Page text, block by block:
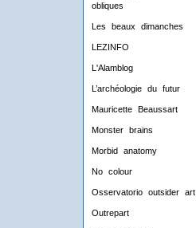
obliques
Les beaux dimanches
LEZINFO
L'Alamblog
L’archéologie du futur
Mauricette Beaussart
Monster brains
Morbid anatomy
No colour
Osservatorio outsider art
Outrepart